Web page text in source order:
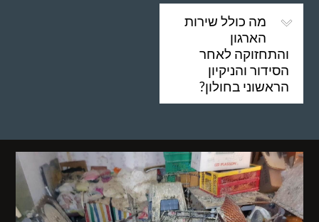
מה כולל שירות
הארגון
והתחזוקה לאחר
הסידור והניקיון
הראשוני בחולון?